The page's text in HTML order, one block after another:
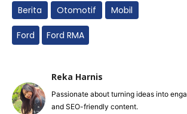
Berita Otomotif Mobil
Ford Ford RMA
Reka Harnis
Passionate about turning ideas into
and SEO-friendly content.